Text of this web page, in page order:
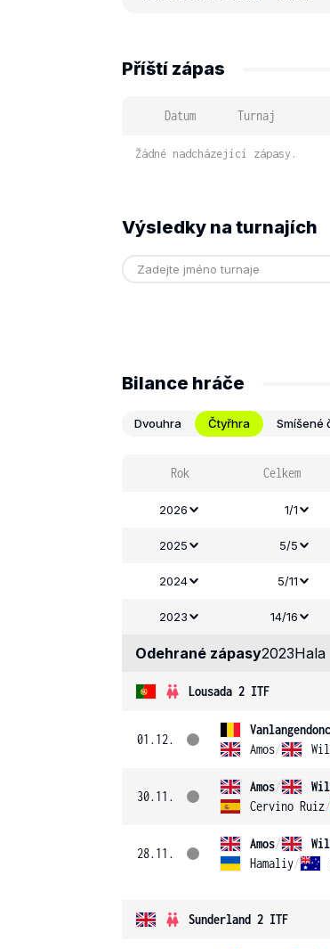
Příští zápas
Datum Turnaj
Žádné nadcházející zápasy.
Výsledky na turnajích
Bilance hráče
Dvouhra Čtyřhra Smíšené
Rok Celkem
2026 1/1
2025 5/5
2024 5/11
2023 14/16
Odehrané zápasy2023Hala
Lousada 2 ITF
01.12.
Amos/
30.11.
Amos/
Cervino Ruiz/
28.11.
Amos/
Hamaliy/
Sunderland 2 ITF